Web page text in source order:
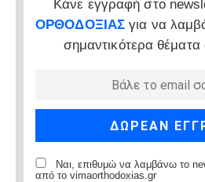
Κάνε εγγραφή στο
ΟΡΘΟΔΟΞΙΑΣ για να
σημαντικότερα
Ναι, επιθυμώ να λαμβάνω το
από το vimaorthodoxias.gr